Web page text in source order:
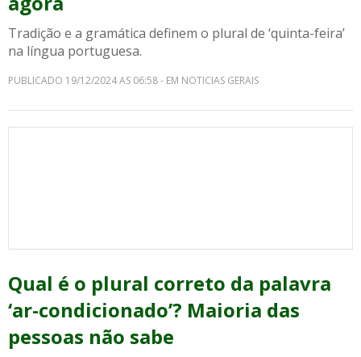
Tradição e a gramática definem o plural de ‘quinta-feira’
na língua portuguesa.
PUBLICADO 19/12/2024 AS 06:58 - EM NOTICIAS GERAIS
Qual é o plural correto da palavra
‘ar-condicionado’? Maioria das
pessoas não sabe